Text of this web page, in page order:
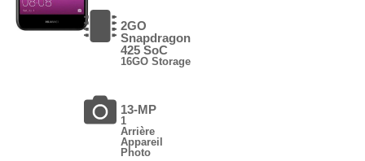
2GO
Snapdragon
425 SoC
16GO Storage
13-MP
1
Arrière
Appareil
Photo